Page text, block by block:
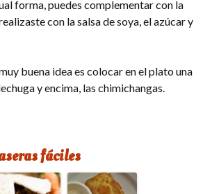
forma, puedes complementar con la
con la salsa de soya, el azúcar y
buena idea es colocar en el plato una
y encima, las chimichangas.
fáciles